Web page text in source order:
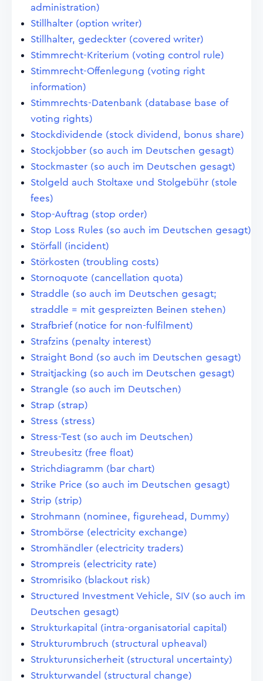
administration)
Stillhalter (option writer)
Stillhalter, gedeckter (covered writer)
Stimmrecht-Kriterium (voting control rule)
Stimmrecht-Offenlegung (voting right
information)
Stimmrechts-Datenbank (database base of
voting rights)
Stockdividende (stock dividend, bonus share)
Stockjobber (so auch im Deutschen gesagt)
Stockmaster (so auch im Deutschen gesagt)
Stolgeld auch Stoltaxe und Stolgebühr (stole
fees)
Stop-Auftrag (stop order)
Stop Loss Rules (so auch im Deutschen gesagt)
Störfall (incident)
Störkosten (troubling costs)
Stornoquote (cancellation quota)
Straddle (so auch im Deutschen gesagt;
straddle = mit gespreizten Beinen stehen)
Strafbrief (notice for non-fulfilment)
Strafzins (penalty interest)
Straight Bond (so auch im Deutschen gesagt)
Straitjacking (so auch im Deutschen gesagt)
Strangle (so auch im Deutschen)
Strap (strap)
Stress (stress)
Stress-Test (so auch im Deutschen)
Streubesitz (free float)
Strichdiagramm (bar chart)
Strike Price (so auch im Deutschen gesagt)
Strip (strip)
Strohmann (nominee, figurehead, Dummy)
Strombörse (electricity exchange)
Stromhändler (electricity traders)
Strompreis (electricity rate)
Stromrisiko (blackout risk)
Structured Investment Vehicle, SIV (so auch im
Deutschen gesagt)
Strukturkapital (intra-organisatorial capital)
Strukturumbruch (structural upheaval)
Strukturunsicherheit (structural uncertainty)
Strukturwandel (structural change)